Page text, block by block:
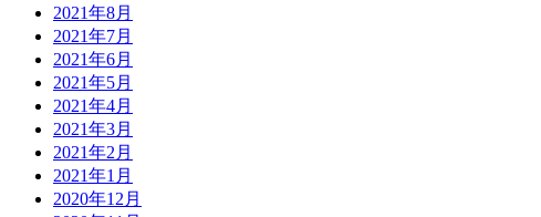
2021年8月
2021年7月
2021年6月
2021年5月
2021年4月
2021年3月
2021年2月
2021年1月
2020年12月